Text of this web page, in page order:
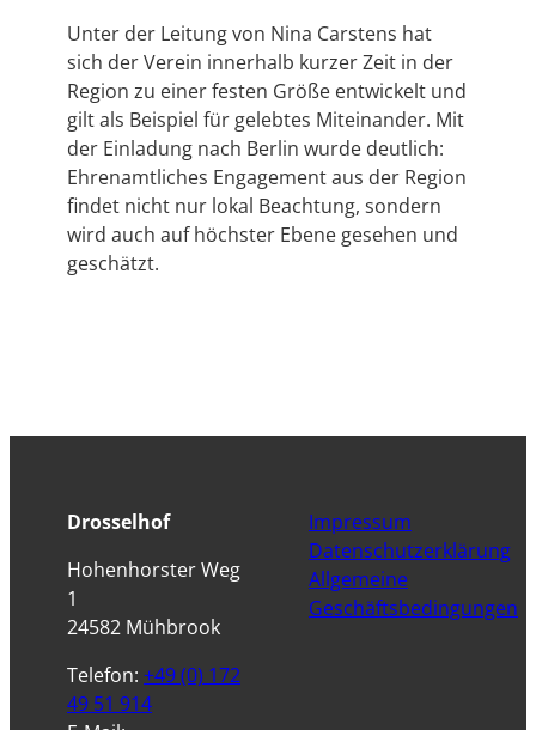
Unter der Leitung von Nina Carstens hat
sich der Verein innerhalb kurzer Zeit in der
Region zu einer festen Größe entwickelt und
gilt als Beispiel für gelebtes Miteinander. Mit
der Einladung nach Berlin wurde deutlich:
Ehrenamtliches Engagement aus der Region
findet nicht nur lokal Beachtung, sondern
wird auch auf höchster Ebene gesehen und
geschätzt.
Drosselhof
Hohenhorster Weg
1
24582 Mühbrook
Telefon: +49 (0) 172
49 51 914
Impressum
Datenschutzerklärung
Allgemeine
Geschäftsbedingungen